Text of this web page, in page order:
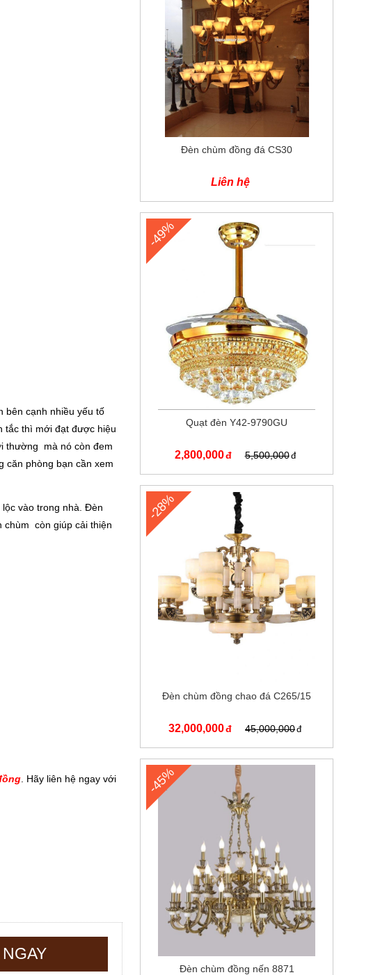
bên cạnh nhiều yếu tố
tắc thì mới đạt được hiệu
thường mà nó còn đem
căn phòng bạn cần xem
vào trong nhà. Đèn
chùm còn giúp cải thiện
. Hãy liên hệ ngay với
Đèn chùm đồng đá CS30
Liên hệ
-49%
Quạt đèn Y42-9790GU
2,800,000 5,500,000
-28%
Đèn chùm đồng chao đá C265/15
32,000,000 45,000,000
-45%
Đèn chùm đồng nến 8871